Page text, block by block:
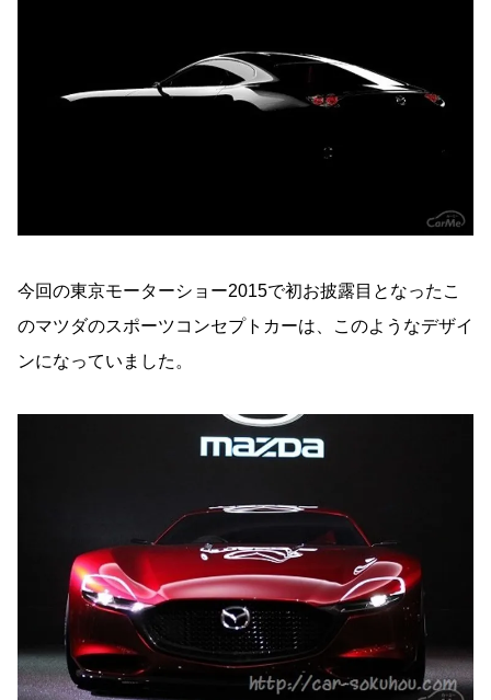
今回の東京モーターショー2015で初お披露目となったこ
のマツダのスポーツコンセプトカーは、このようなデザイ
ンになっていました。